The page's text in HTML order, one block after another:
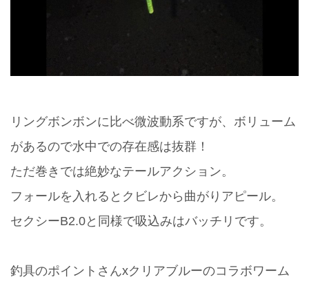
リングボンボンに比べ微波動系ですが、ボリューム
があるので水中での存在感は抜群！
ただ巻きでは絶妙なテールアクション。
フォールを入れるとクビレから曲がりアピール。
セクシーB2.0と同様で吸込みはバッチリです。
釣具のポイントさんxクリアブルーのコラボワーム